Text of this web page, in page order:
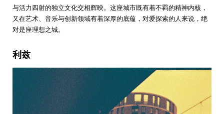
与活力四射的独立文化交相辉映。这座城市既有着不羁的精神内核，
又在艺术、音乐与创新领域有着深厚的底蕴，对爱探索的人来说，绝
对是座理想之城。
利兹